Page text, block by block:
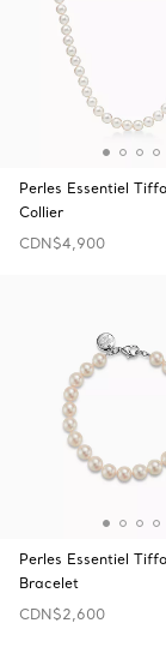
Perles Essentiel
Collier
CDN$4,900
Perles Essentiel
Bracelet
CDN$2,600